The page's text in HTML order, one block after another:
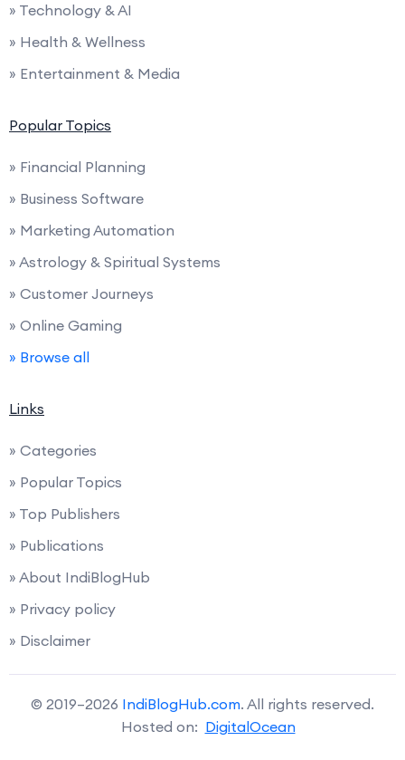
» Technology & AI
» Health & Wellness
» Entertainment & Media
Popular Topics
» Financial Planning
» Business Software
» Marketing Automation
» Astrology & Spiritual Systems
» Customer Journeys
» Online Gaming
» Browse all
Links
» Categories
» Popular Topics
» Top Publishers
» Publications
» About IndiBlogHub
» Privacy policy
» Disclaimer
© 2019–2026 IndiBlogHub.com. All rights reserved.
Hosted on: DigitalOcean